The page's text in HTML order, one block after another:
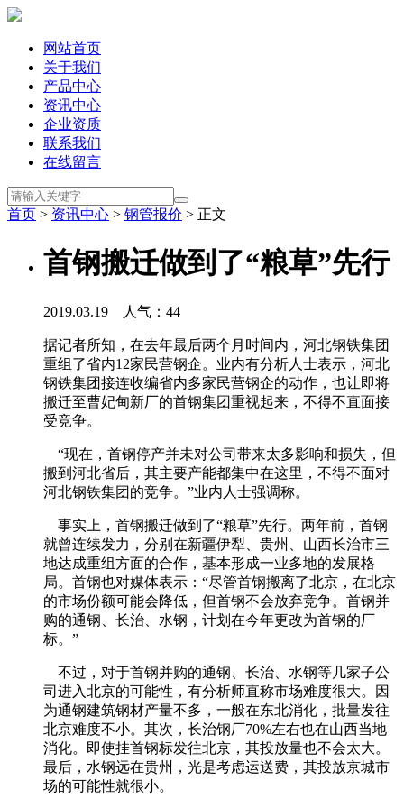
网站首页
关于我们
产品中心
资讯中心
企业资质
联系我们
在线留言
首页 > 资讯中心 > 钢管报价 > 正文
首钢搬迁做到了“粮草”先行
2019.03.19 人气： 44
据记者所知，在去年最后两个月时间内，河北钢铁集团
重组了省内12家民营钢企。业内有分析人士表示，河北
钢铁集团接连收编省内多家民营钢企的动作，也让即将
搬迁至曹妃甸新厂的首钢集团重视起来，不得不直面接
受竞争。
“现在，首钢停产并未对公司带来太多影响和损失，但
搬到河北省后，其主要产能都集中在这里，不得不面对
河北钢铁集团的竞争。”业内人士强调称。
事实上，首钢搬迁做到了“粮草”先行。两年前，首钢
就曾连续发力，分别在新疆伊犁、贵州、山西长治市三
地达成重组方面的合作，基本形成一业多地的发展格
局。首钢也对媒体表示：“尽管首钢搬离了北京，在北京
的市场份额可能会降低，但首钢不会放弃竞争。首钢并
购的通钢、长治、水钢，计划在今年更改为首钢的厂
标。”
不过，对于首钢并购的通钢、长治、水钢等几家子公
司进入北京的可能性，有分析师直称市场难度很大。因
为通钢建筑钢材产量不多，一般在东北消化，批量发往
北京难度不小。其次，长治钢厂70%左右也在山西当地
消化。即使挂首钢标发往北京，其投放量也不会太大。
最后，水钢远在贵州，光是考虑运送费，其投放京城市
场的可能性就很小。